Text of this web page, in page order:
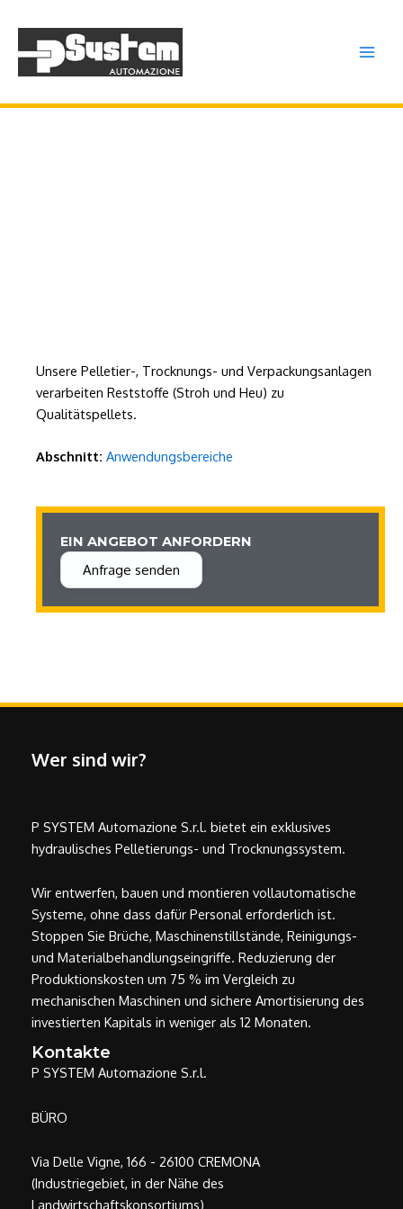
Inhalt
springen
Menu
Unsere Pelletier-, Trocknungs- und Verpackungsanlagen
verarbeiten Reststoffe (Stroh und Heu) zu
Qualitätspellets.
Abschnitt: Anwendungsbereiche
EIN ANGEBOT ANFORDERN
Anfrage senden
Wer sind wir?
P SYSTEM Automazione S.r.l. bietet ein exklusives
hydraulisches Pelletierungs- und Trocknungssystem.
Wir entwerfen, bauen und montieren vollautomatische
Systeme, ohne dass dafür Personal erforderlich ist.
Stoppen Sie Brüche, Maschinenstillstände, Reinigungs-
und Materialbehandlungseingriffe. Reduzierung der
Produktionskosten um 75 % im Vergleich zu
mechanischen Maschinen und sichere Amortisierung des
investierten Kapitals in weniger als 12 Monaten.
Kontakte
P SYSTEM Automazione S.r.l.
BÜRO
Via Delle Vigne, 166 - 26100 CREMONA
(Industriegebiet, in der Nähe des
Landwirtschaftskonsortiums)